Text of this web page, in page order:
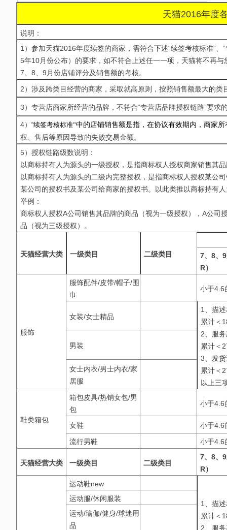
天猫2016年度
说明：
1）参加天猫2016年度续签的商家，需符合下述“续签考核标准”
5年10月份公布）的要求，如不符合上述任一一项，天猫将不再
7、8、9月份店铺评分及销售额的考核。
2）涉及跨类目经营的商家，采取就高原则，按照销售额最大的类
3）专营店商家所经营的品牌，不符合“专营店品牌授权链路”要
4） “续签考核标准”中的店铺销售额是指，在协议有效期内，商家
权、售后等原因导致的失败交易金额。
5）授权链路级数说明：
以商标持有人为源头的一级授权，是指商标权人授权商家销售其
以商标持有人为源头的二级内完整授权，是指商标权人授权某公
某公司的授权书及某公司给商家的授权书。以此类推以商标持有
举例：
商标权人授权A公司销售其品牌的商品（视为一级授权），A公
品（视为三级授权）。
天猫经营大类 一级类目 二级类目
7、8、
R）
服饰
服饰配件/皮带/帽子/围
巾
小于4.6
女装/女士精品
1、描
累计＜
2、服
累计＜
3、发
累计＜
以上三
男装
女士内衣/男士内衣/家
居服
鞋类箱包
箱包皮具/热销女包/男
包
小于4.6
女鞋
小于4.6
流行男鞋
小于4.6
天猫经营大类 一级类目 二级类目
7、8、
R）
运动鞋new
1、描
累计＜
2、服
运动服/休闲服装
运动/瑜伽/健身/球迷用
品